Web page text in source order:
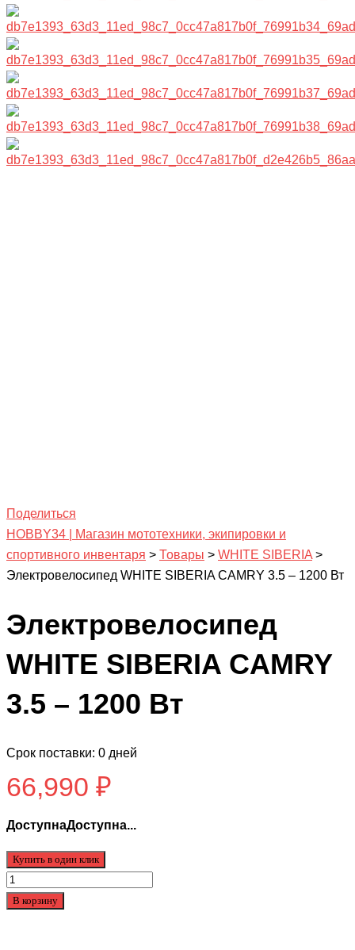
Поделиться
HOBBY34 | Магазин мототехники, экипировки и
спортивного инвентаря > Товары > WHITE SIBERIA >
Электровелосипед WHITE SIBERIA CAMRY 3.5 – 1200 Вт
Электровелосипед
WHITE SIBERIA CAMRY
3.5 – 1200 Вт
Срок поставки: 0 дней
66,990 ₽
ДоступнаДоступна...
Купить в один клик
Количество
товара
В корзину